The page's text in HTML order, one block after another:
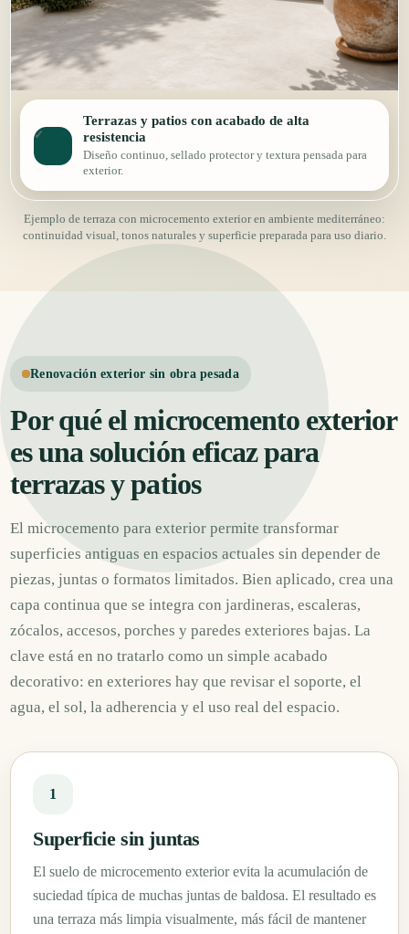
✓
Terrazas y patios con acabado de alta
resistencia
Diseño continuo, sellado protector y textura pensada para
exterior.
Ejemplo de terraza con microcemento exterior en ambiente mediterráneo:
continuidad visual, tonos naturales y superficie preparada para uso diario.
Renovación exterior sin obra pesada
Por qué el microcemento exterior
es una solución eficaz para
terrazas y patios
El microcemento para exterior permite transformar
superficies antiguas en espacios actuales sin depender de
piezas, juntas o formatos limitados. Bien aplicado, crea una
capa continua que se integra con jardineras, escaleras,
zócalos, accesos, porches y paredes exteriores bajas. La
clave está en no tratarlo como un simple acabado
decorativo: en exteriores hay que revisar el soporte, el
agua, el sol, la adherencia y el uso real del espacio.
1
Superficie sin juntas
El suelo de microcemento exterior evita la acumulación de
suciedad típica de muchas juntas de baldosa. El resultado es
una terraza más limpia visualmente, más fácil de mantener